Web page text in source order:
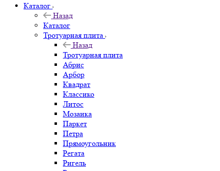
Каталог
Назад
Каталог
Тротуарная плита
Назад
Тротуарная плита
Абрис
Арбор
Квадрат
Классико
Литос
Мозаика
Паркет
Петра
Прямоугольник
Регата
Ригель